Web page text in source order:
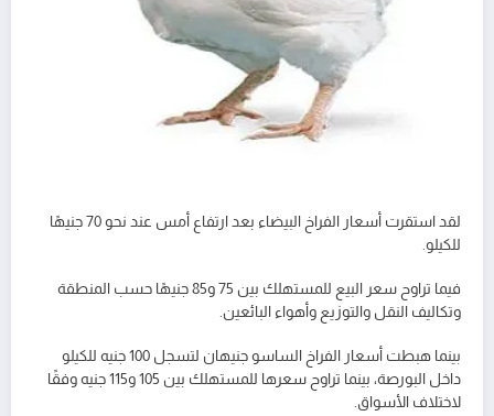
لقد استقرت أسعار الفراخ البيضاء بعد ارتفاع أمس عند نحو 70 جنيهًا
للكيلو.
فيما تراوح سعر البيع للمستهلك بين 75 و85 جنيهًا حسب المنطقة
وتكاليف النقل والتوزيع وأهواء البائعين.
بينما هبطت أسعار الفراخ الساسو جنيهان لتسجل 100 جنيه للكيلو
داخل البورصة، بينما تراوح سعرها للمستهلك بين 105 و115 جنيه وفقًا
لاختلاف الأسواق.